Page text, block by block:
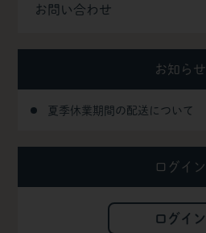
お問い合わせ
お知らせ
夏季休業期間の配送について
ログイン
ログイン